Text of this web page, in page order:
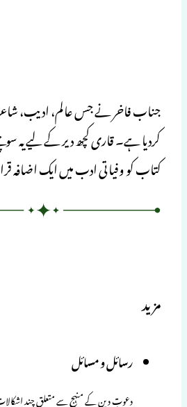
جناب فاخر نے جس عالم، ادیب، شاعر
کردیا ہے۔ قاری کچھ دیر کے لیے یہ
کتاب کو وفیاتی ادب میں ایک اضافہ
مزید
رسائل و مسائل
دعوتِ دین کے منہج سے متعلق چند